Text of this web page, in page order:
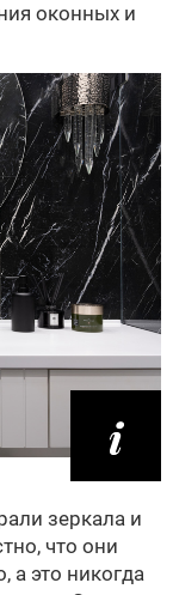
оконных и
зеркала и
что они
а это никогда